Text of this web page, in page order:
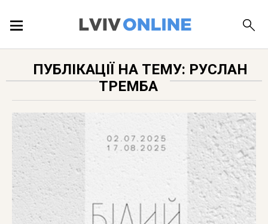
ПУБЛІКАЦІЇ
ДОВІДКА
ПУБЛІКАЦІЇ НА ТЕМУ: РУСЛАН
ТРЕМБА